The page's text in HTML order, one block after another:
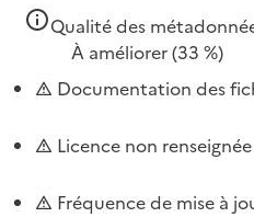
Qualité des
À améliorer(33 %)
Documentation des
Licence non renseignée
Fréquence de mise à